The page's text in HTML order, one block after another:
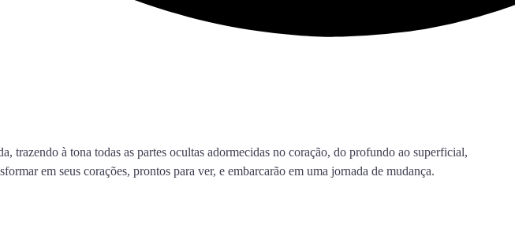
trazendo à tona todas as partes ocultas adormecidas no coração, do profundo ao superficial,
em seus corações, prontos para ver, e embarcarão em uma jornada de mudança.